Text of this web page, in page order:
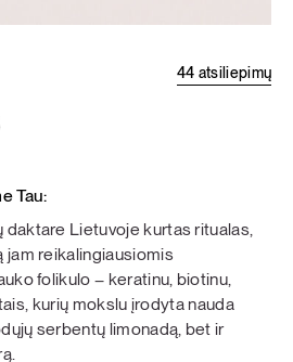
44 atsiliepimų
Tau:
Lietuvoje kurtas ritualas,
jam reikalingiausiomis
folikulo – keratinu, biotinu,
kurių mokslu įrodyta nauda
serbentų limonadą, bet ir